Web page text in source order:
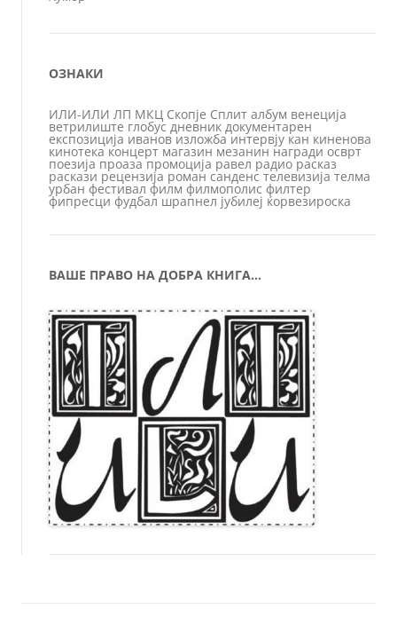
ОЗНАКИ
ИЛИ-ИЛИ ЛП МКЦ Скопје Сплит албум венеција
ветрилиште глобус дневник документарен
експозиција иванов изложба интервју кан киненова
кинотека концерт магазин мезанин награди осврт
поезија проаза промоција равел радио расказ
раскази рецензија роман санденс телевизија телма
урбан фестивал филм филмополис филтер
фипресци фудбал шрапнел јубилеј ќорвезироска
ВАШЕ ПРАВО НА ДОБРА КНИГА…